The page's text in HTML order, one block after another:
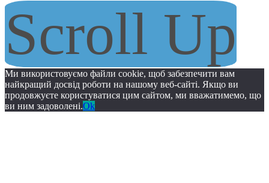
Scroll Up
Ми використовуємо файли cookie, щоб забезпечити вам
найкращий досвід роботи на нашому веб-сайті. Якщо ви
продовжуєте користуватися цим сайтом, ми вважатимемо, що
ви ним задоволені.Ok